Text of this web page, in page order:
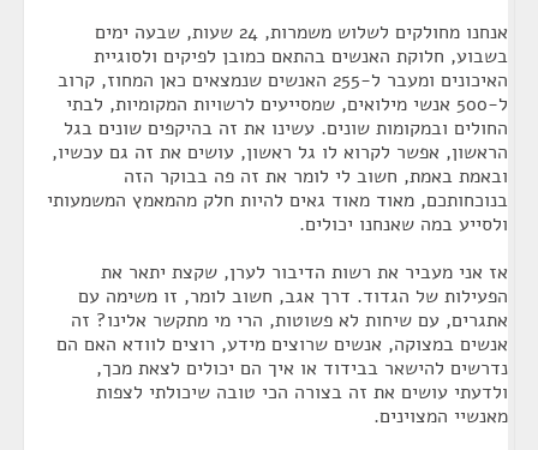
אנחנו מחולקים לשלוש משמרות, 24 שעות, שבעה ימים
בשבוע, חלוקת האנשים בהתאם כמובן לפיקים ולסוגיית
האיכונים ומעבר ל-255 האנשים שנמצאים כאן המחוז, קרוב
ל-500 אנשי מילואים, שמסייעים לרשויות המקומיות, לבתי
החולים ובמקומות שונים. עשינו את זה בהיקפים שונים בגל
הראשון, אפשר לקרוא לו גל ראשון, עושים את זה גם עכשיו,
ובאמת באמת, חשוב לי לומר את זה פה בבוקר הזה
בנוכחותכם, מאוד מאוד גאים להיות חלק מהמאמץ המשמעותי
ולסייע במה שאנחנו יכולים.
אז אני מעביר את רשות הדיבור לערן, שקצת יתאר את
הפעילות של הגדוד. דרך אגב, חשוב לומר, זו משימה עם
אתגרים, עם שיחות לא פשוטות, הרי מי מתקשר אלינו? זה
אנשים במצוקה, אנשים שרוצים מידע, רוצים לוודא האם הם
נדרשים להישאר בבידוד או איך הם יכולים לצאת מכך,
ולדעתי עושים את זה בצורה הכי טובה שיכולתי לצפות
מאנשיי המצוינים.